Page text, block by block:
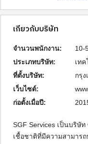
เกี่ยวกับบริษัท
จำนวนพนักงาน:
10-
ประเภทบริษัท:
เท
ที่ตั้งบริษัท:
กรุง
เว็บไซต์:
ก่อตั้งเมื่อปี:
SGF Services เป็นบริษั
เชื้อชาติที่มีความสามาร